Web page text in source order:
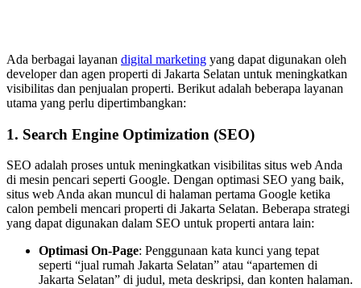
Ada berbagai layanan digital marketing yang dapat digunakan oleh
developer dan agen properti di Jakarta Selatan untuk meningkatkan
visibilitas dan penjualan properti. Berikut adalah beberapa layanan
utama yang perlu dipertimbangkan:
1. Search Engine Optimization (SEO)
SEO adalah proses untuk meningkatkan visibilitas situs web Anda
di mesin pencari seperti Google. Dengan optimasi SEO yang baik,
situs web Anda akan muncul di halaman pertama Google ketika
calon pembeli mencari properti di Jakarta Selatan. Beberapa strategi
yang dapat digunakan dalam SEO untuk properti antara lain:
Optimasi On-Page: Penggunaan kata kunci yang tepat
seperti “jual rumah Jakarta Selatan” atau “apartemen di
Jakarta Selatan” di judul, meta deskripsi, dan konten halaman.